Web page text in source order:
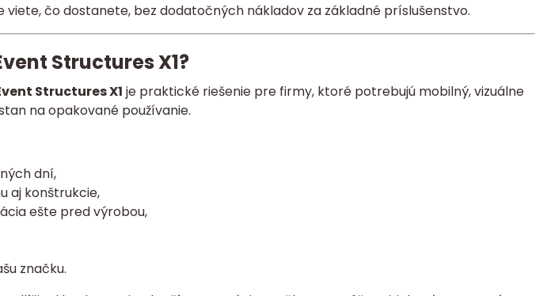
čo dostanete, bez dodatočných nákladov za základné príslušenstvo.
Structures X1?
Structures X1 je praktické riešenie pre firmy, ktoré potrebujú mobilný, vizuálne
na opakované používanie.
dní,
aj konštrukcie,
ešte pred výrobou,
značku.